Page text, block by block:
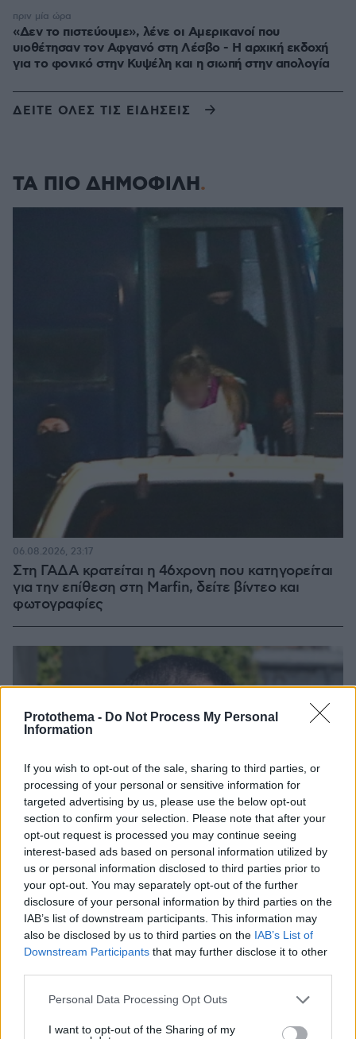
Protothema - Do Not Process My Personal
Information
If you wish to opt-out of the sale, sharing to third parties, or
processing of your personal or sensitive information for
targeted advertising by us, please use the below opt-out
section to confirm your selection. Please note that after your
opt-out request is processed you may continue seeing
interest-based ads based on personal information utilized by
us or personal information disclosed to third parties prior to
your opt-out. You may separately opt-out of the further
disclosure of your personal information by third parties on the
IAB’s list of downstream participants. This information may
also be disclosed by us to third parties on the IAB’s List of
Downstream Participants that may further disclose it to other
Please note that this website/app uses one or more Google
not limited to your visit or usage behaviour. You may click to
Personal Data Processing Opt Outs
I want to opt-out of the Sharing of my
«Δεν το πιστεύουμε», λένε οι Αμερικανοί που
υιοθέτησαν τον Αφγανό στη Λέσβο - Η αρχική εκδοχή
για το φονικό στην Κυψέλη και η σιωπή στην απολογία
πριν μία ώρα
ΔΕΙΤΕ ΟΛΕΣ ΤΙΣ ΕΙΔΗΣΕΙΣ
ΤΑ ΠΙΟ ΔΗΜΟΦΙΛΗ
Στη ΓΑΔΑ κρατείται η 46χρονη που κατηγορείται
για την επίθεση στη Marfin, δείτε βίντεο και
φωτογραφίες
06.08.2026, 23:17
Χρίστος Κούγιας: Η προσωπική μου ζωή δεν
μπορεί να είναι αντικείμενο φημών ή σεναρίων